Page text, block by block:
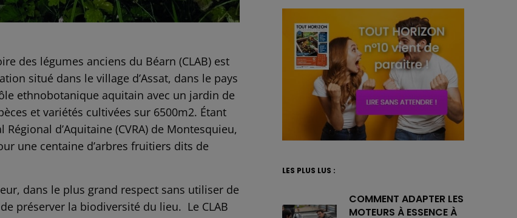
des légumes anciens du Béarn (CLAB) est
situé dans le village d’Assat, dans le pays
ethnobotanique aquitain avec un jardin de
et variétés cultivées sur 6500m2. Étant
d’Aquitaine (CVRA) de Montesquieu,
une centaine d’arbres fruitiers dits de
dans le plus grand respect sans utiliser de
préserver la biodiversité du lieu. Le CLAB
LES PLUS LUS :
COMMENT ADAPTER LES
MOTEURS À ESSENCE À